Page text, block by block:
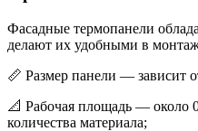
Фасадные термопанели
делают их удобными в
📏 Размер панели — зависит
📐 Рабочая площадь — около
количества материала;